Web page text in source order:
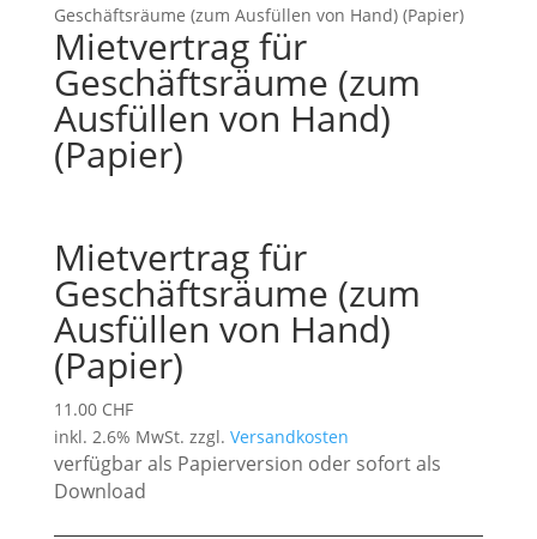
Geschäftsräume (zum Ausfüllen von Hand) (Papier)
Mietvertrag für
Geschäftsräume (zum
Ausfüllen von Hand)
(Papier)
Mietvertrag für
Geschäftsräume (zum
Ausfüllen von Hand)
(Papier)
11.00 CHF
inkl. 2.6% MwSt. zzgl. Versandkosten
verfügbar als Papierversion oder sofort als
Download